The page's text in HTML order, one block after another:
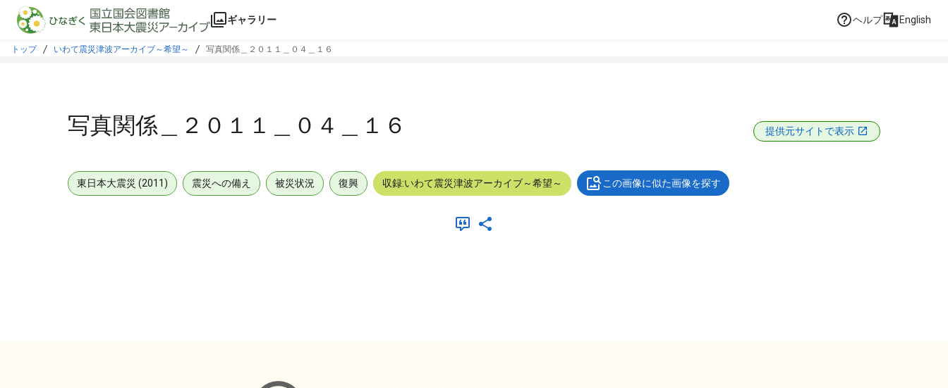
本文に飛ぶ
ギャラリー ヘルプ English
トップ いわて震災津波アーカイブ～希望～ 写真関係＿２０１１＿０４＿１６
写真関係＿２０１１＿０４＿１６ 提供元サイトで表示
東日本大震災 (2011) 震災への備え 被災状況 復興 収録:いわて震災津波アーカイブ～希望～ この画像に似た画像を探す